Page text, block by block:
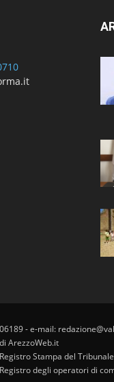
- e-mail:
ArezzoWeb.it
Stampa del
degli operatori di